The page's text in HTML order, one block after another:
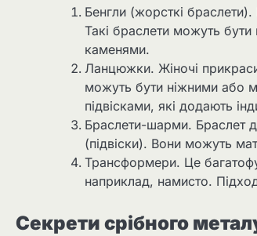
Бенгли (жорсткі
Такі браслети можуть
каменями.
Ланцюжки. Жіночі
можуть бути ніжними або
підвісками, які додають
Браслети-шарми. Браслет
(підвіски). Вони можуть
Трансформери. Це
наприклад, намисто.
Секрети срібного